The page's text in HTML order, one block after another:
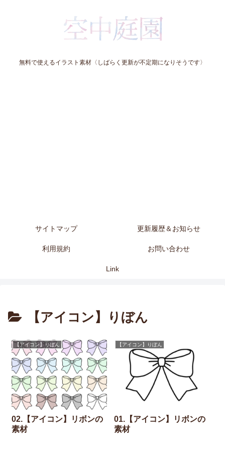
無料で使えるイラスト素材〈しばらく更新が不定期になりそうです〉
サイトマップ 更新履歴＆お知らせ
利用規約 お問い合わせ
Link
【アイコン】りぼん
【アイコン】りぼん
02.【アイコン】リボンの
素材
【アイコン】りぼん
01.【アイコン】リボンの
素材